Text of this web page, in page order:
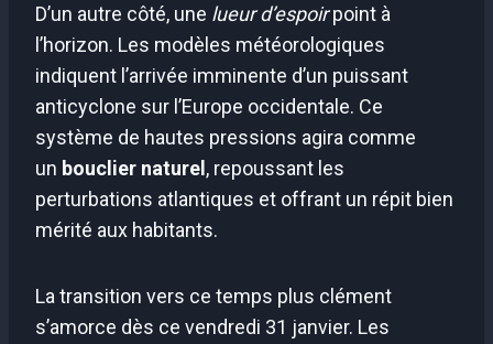
D’un autre côté, une lueur d’espoirpoint à
l’horizon. Les modèles météorologiques
indiquent l’arrivée imminente d’un puissant
anticyclone sur l’Europe occidentale. Ce
système de hautes pressions agira comme
un bouclier naturel, repoussant les
perturbations atlantiques et offrant un répit bien
mérité aux habitants.
La transition vers ce temps plus clément
s’amorce dès ce vendredi 31 janvier. Les